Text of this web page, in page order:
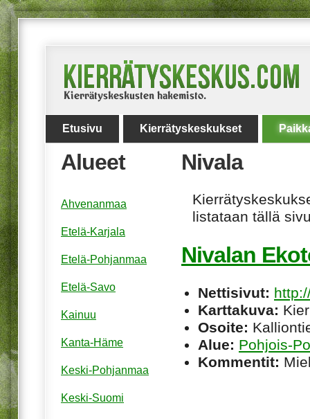
Etusivu Kierrätyskeskukset
Nivala
listataan tällä
Nivalan
Nettisivut:
Karttakuva:
Osoite:
Alue: Pohjois-
Kommentit:
Alueet
Ahvenanmaa
Etelä-Karjala
Etelä-Pohjanmaa
Etelä-Savo
Kainuu
Kanta-Häme
Keski-Pohjanmaa
Keski-Suomi